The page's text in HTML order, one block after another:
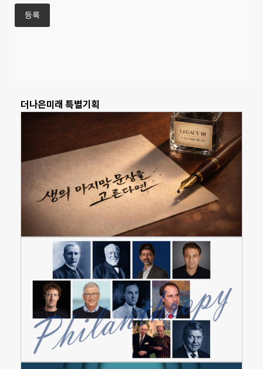
더나은미래 특별기획